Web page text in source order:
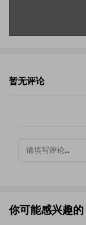
暂无评论
你可能感兴趣的